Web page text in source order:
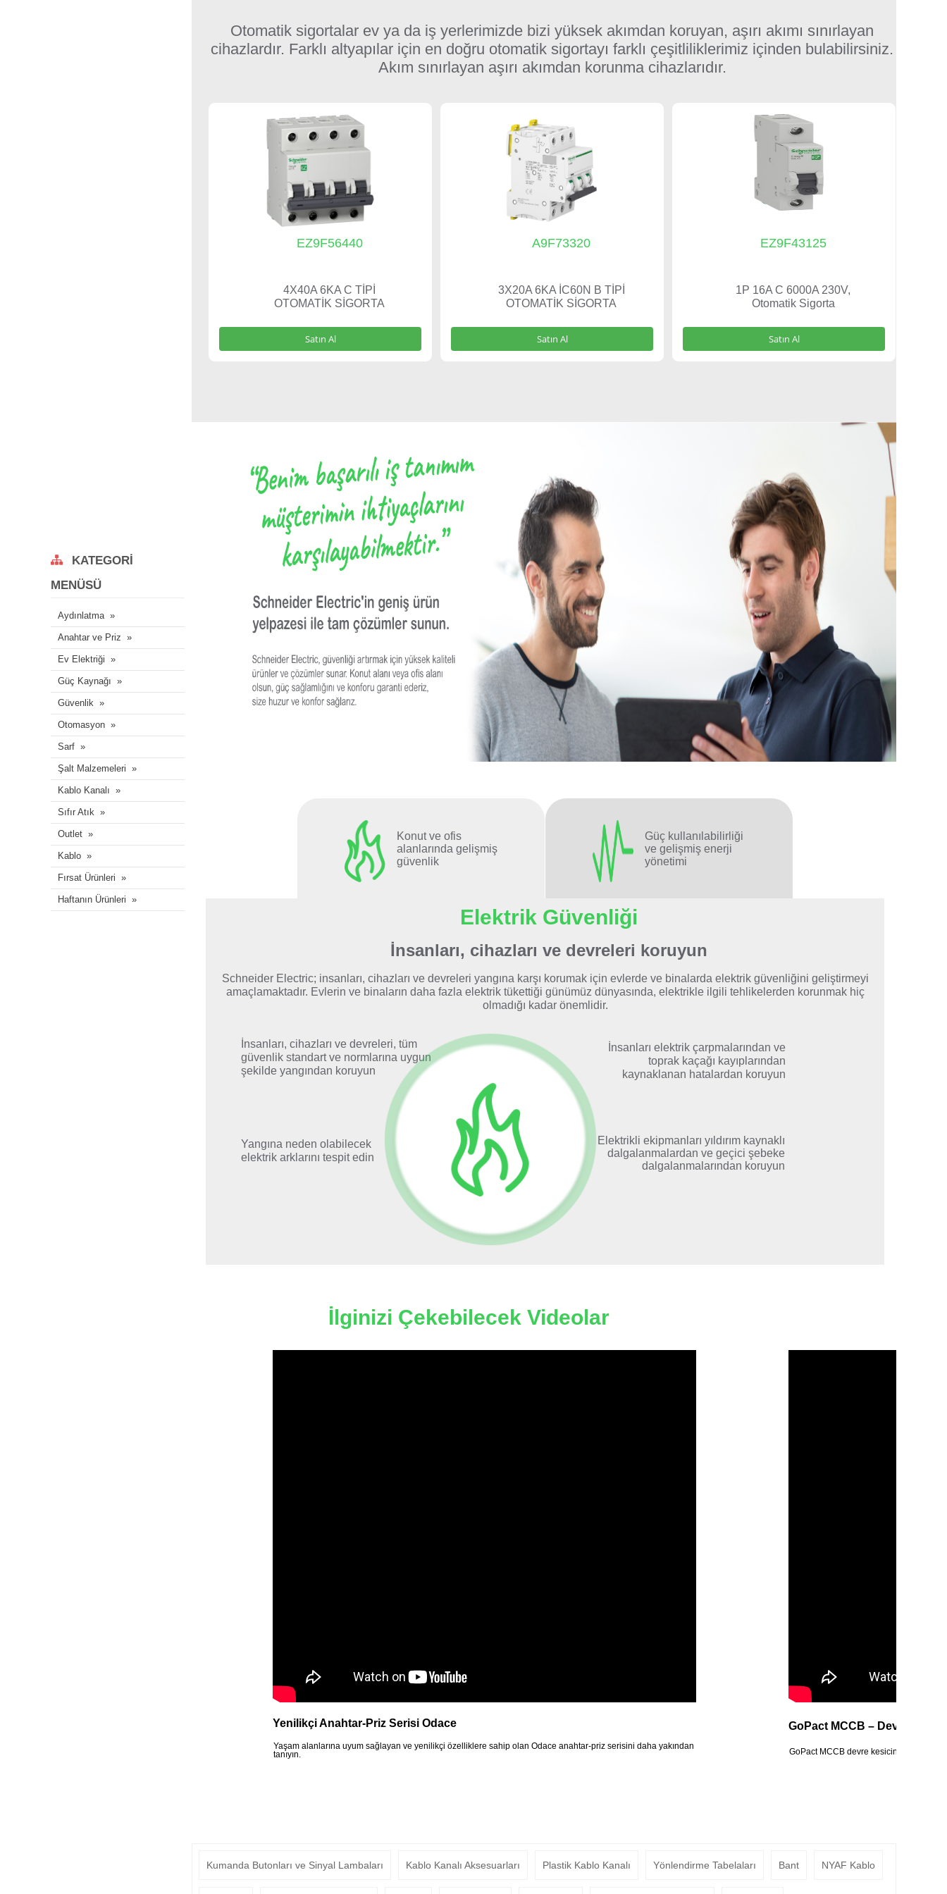
KATEGORI
MENÜSÜ
Aydınlatma
Anahtar ve Priz
Ev Elektriği
Güç Kaynağı
Güvenlik
Otomasyon
Sarf
Şalt Malzemeleri
Kablo Kanalı
Sıfır Atık
Outlet
Kablo
Fırsat Ürünleri
Haftanın Ürünleri
Otomatik sigortalar ev ya da iş yerlerimizde bizi yüksek akımdan koruyan, aşırı akımı sınırlayan
cihazlardır. Farklı altyapılar için en doğru otomatik sigortayı farklı çeşitliliklerimiz içinden bulabilirsiniz.
Akım sınırlayan aşırı akımdan korunma cihazlarıdır.
EZ9F56440
4X40A 6KA C TİPİ
OTOMATİK SİGORTA
Satın Al
A9F73320
3X20A 6KA İC60N B TİPİ
OTOMATİK SİGORTA
Satın Al
EZ9F43125
1P 16A C 6000A 230V,
Otomatik Sigorta
Satın Al
Konut ve ofis
alanlarında gelişmiş
güvenlik
Güç kullanılabilirliği
ve gelişmiş enerji
yönetimi
Elektrik Güvenliği
İnsanları, cihazları ve devreleri koruyun
Schneider Electric; insanları, cihazları ve devreleri yangına karşı korumak için evlerde ve binalarda elektrik güvenliğini geliştirmeyi
amaçlamaktadır. Evlerin ve binaların daha fazla elektrik tükettiği günümüz dünyasında, elektrikle ilgili tehlikelerden korunmak hiç
olmadığı kadar önemlidir.
İnsanları, cihazları ve devreleri, tüm
güvenlik standart ve normlarına uygun
şekilde yangından koruyun
İnsanları elektrik çarpmalarından ve
toprak kaçağı kayıplarından
kaynaklanan hatalardan koruyun
Yangına neden olabilecek
elektrik arklarını tespit edin
Elektrikli ekipmanları yıldırım kaynaklı
dalgalanmalardan ve geçici şebeke
dalgalanmalarından koruyun
İlginizi Çekebilecek Videolar
Yenilikçi Anahtar-Priz Serisi Odace
Yaşam alanlarına uyum sağlayan ve yenilikçi özelliklere sahip olan Odace anahtar-priz serisini daha yakından
tanıyın.
GoPact MCCB – Devre Kesici
GoPact MCCB devre kesicinin montajı ve
Kumanda Butonları ve Sinyal Lambaları Kablo Kanalı Aksesuarları Plastik Kablo Kanalı Yönlendirme Tabelaları Bant NYAF Kablo